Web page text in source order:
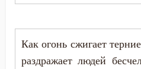
Честь
Чистота
Чревоугодие
Как огонь сжигает
раздражает людей